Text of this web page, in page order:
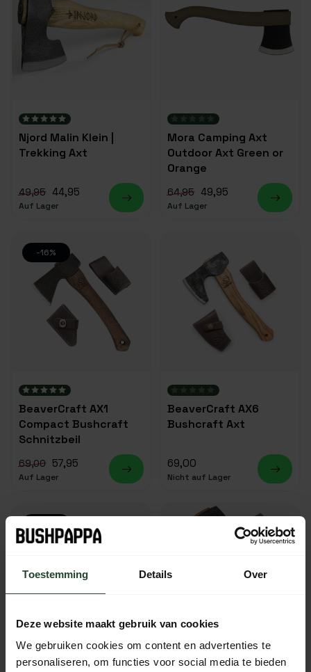
Toestemming Details Over
Deze website maakt gebruik van cookies
We gebruiken cookies om content en advertenties te
personaliseren, om functies voor social media te bieden
Njord Malin Klein |
Trekking Axt
49,95 44,95
Auf Lager
Mora Camping Axt
Outdoor Axt Green or
Orange
64,95 49,95
Auf Lager
-16%
BeaverCraft AX1
Compact Bushcraft
Schnitzbeil
69,00 57,95
Auf Lager
BeaverCraft AX6
Bushcraft Axt
69,00
Nicht auf Lager